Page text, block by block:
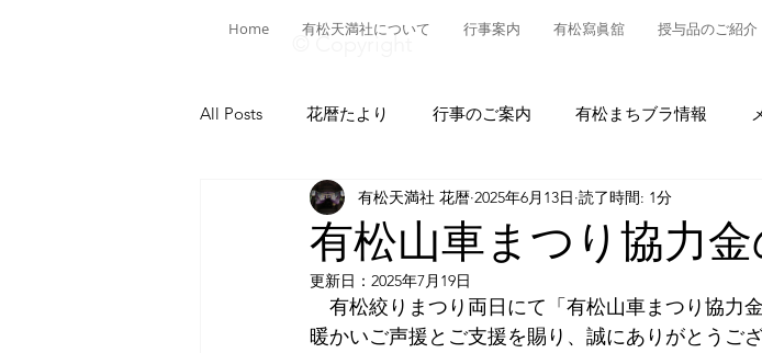
Home 有松天満社について 行事案内 有松寫眞舘 授与品のご紹介
© Copyright
All Posts 花暦たより 行事のご案内 有松まちブラ情報
有松ヒストリア 日本遺産有松 授与品について
菅公ヒストリア 有松の施設情報
有松山車まつり協力
有松天満社 花暦 2025年6月13日 読了時間: 1分
更新日： 2025年7月19日
有松絞りまつり両日にて「有松山車まつり協力
暖かいご声援とご支援を賜り、誠にありがとうござ